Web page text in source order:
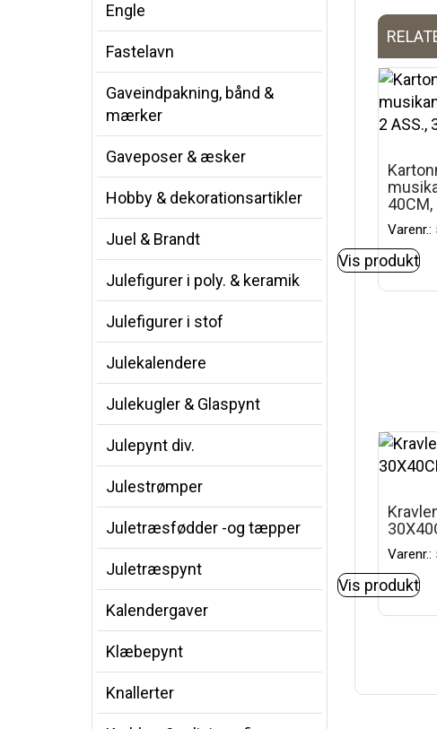
Engle
Fastelavn
Gaveindpakning, bånd &
mærker
Gaveposer & æsker
Hobby & dekorationsartikler
Juel & Brandt
Julefigurer i poly. & keramik
Julefigurer i stof
Julekalendere
Julekugler & Glaspynt
Julepynt div.
Julestrømper
Juletræsfødder -og tæpper
Juletræspynt
Kalendergaver
Klæbepynt
Knallerter
40CM,
Vis produkt
Varenr.:
Vis produkt